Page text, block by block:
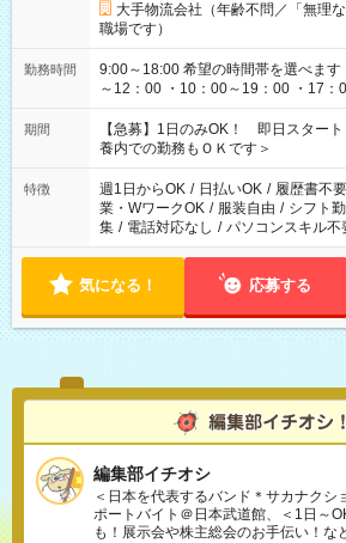
大手物流会社（年齢不問／「無理
職場です）
勤務時間
9:00～18:00 希望の時間帯を選べます！ ＜シフト例＞ ・8：30
～12：00 ・10：00～19：00 ・17：
22：00 ・22：00～翌6：00 など
期間
【急募】1日のみOK！ 即日スター
養内での勤務もＯＫです＞
特徴 週1日からOK / 日払いOK / 履歴書不要
業・WワークOK / 服装自由 / シフト
集 / 電話対応なし / パソコンスキル不
気になる！ 応募する
編集部イチオシ
＜日本を代表するバンド＊サカナクシ
ポートバイト＠日本武道館、＜1日～
も！展示会や株主総会のお手伝い！な